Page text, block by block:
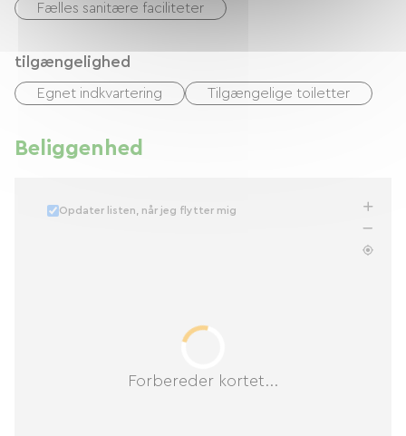
Fælles sanitære faciliteter
tilgængelighed
Egnet indkvartering Tilgængelige toiletter
Beliggenhed
Forbereder kortet...
Opdater listen, når jeg flytter mig